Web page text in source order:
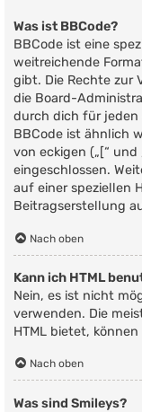
Was ist BBCode?
BBCode ist eine
weitreichende
gibt. Die Rechte zur
die Board-
durch dich für jeden
BBCode ist ähnlich
von eckigen („[“ und
eingeschlossen.
auf einer speziellen
Beitragserstellung
Nach oben
Kann ich HTML
Nein, es ist nicht
verwenden. Die
HTML bietet,
Nach oben
Was sind Smileys?